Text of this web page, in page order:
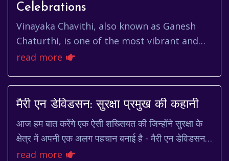
Celebrations
Vinayaka Chavithi, also known as Ganesh
Chaturthi, is one of the most vibrant and
widely celebrated festivals in India. It
read more
मैरी एन डेविडसन: सुरक्षा प्रमुख की कहानी
आज हम बात करेंगे एक ऐसी शख्सियत की जिन्होंने सुरक्षा के
क्षेत्र में अपनी एक अलग पहचान बनाई है - मैरी एन डेविडसन।
'mary ann davidson chief security of...
read more